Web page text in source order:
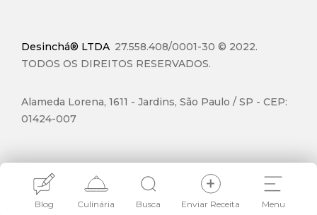
Blog Culinária Busca Enviar Receita Menu
Desinchá® LTDA 27.558.408/0001-30 © 2022.
TODOS OS DIREITOS RESERVADOS.
Alameda Lorena, 1611 - Jardins, São Paulo / SP - CEP:
01424-007